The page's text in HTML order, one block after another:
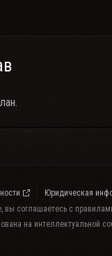
Юридическая
вы соглашаетесь с
на интеллектуальной